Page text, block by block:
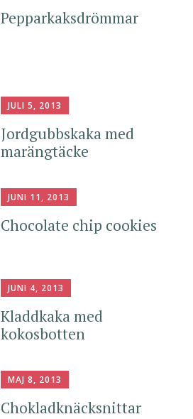
Pepparkaksdrömmar
JULI 5, 2013
Jordgubbskaka med
marängtäcke
JUNI 11, 2013
Chocolate chip cookies
JUNI 4, 2013
Kladdkaka med
kokosbotten
MAJ 8, 2013
Chokladknäcksnittar